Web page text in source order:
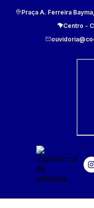
Praça A. Ferreira
Centro -